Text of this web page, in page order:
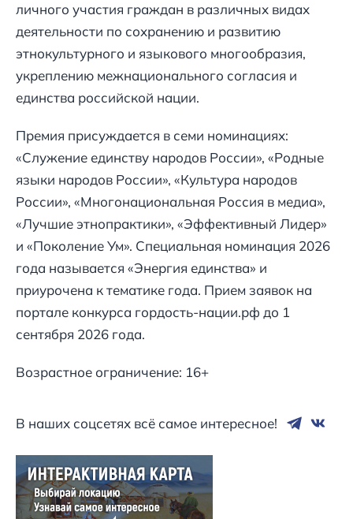
личного участия граждан в различных видах
деятельности по сохранению и развитию
этнокультурного и языкового многообразия,
укреплению межнационального согласия и
единства российской нации.
Премия присуждается в семи номинациях:
«Служение единству народов России», «Родные
языки народов России», «Культура народов
России», «Многонациональная Россия в медиа»,
«Лучшие этнопрактики», «Эффективный Лидер»
и «Поколение Ум». Специальная номинация 2026
года называется «Энергия единства» и
приурочена к тематике года. Прием заявок на
портале конкурса гордость-нации.рф до 1
сентября 2026 года.
Возрастное ограничение: 16+
В наших соцсетях всё самое интересное!